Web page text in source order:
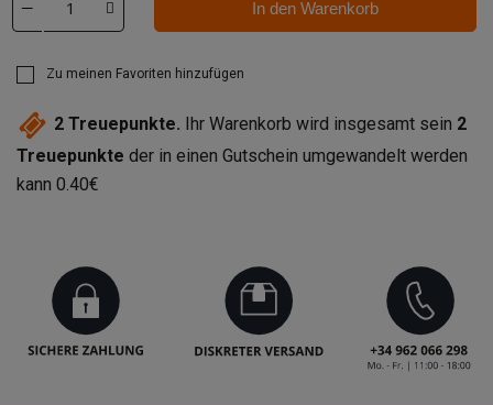
In den Warenkorb
Zu meinen Favoriten hinzufügen
2 Treuepunkte. Ihr Warenkorb wird insgesamt sein 2
Treuepunkte der in einen Gutschein umgewandelt werden
kann 0.40€